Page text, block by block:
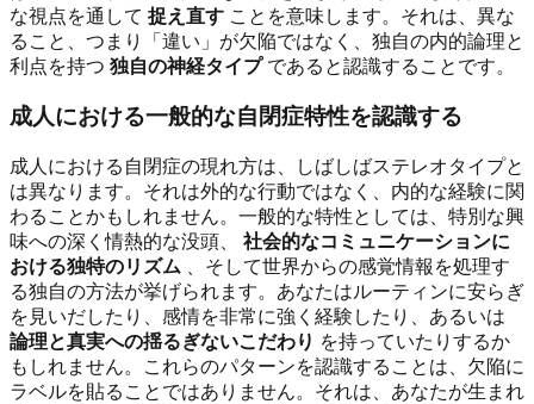
な視点を通して 捉え直す ことを意味します。それは、異な
ること、つまり「違い」が欠陥ではなく、独自の内的論理と
利点を持つ 独自の神経タイプであると認識することです。
成人における一般的な自閉症特性を認識する
成人における自閉症の現れ方は、しばしばステレオタイプと
は異なります。それは外的な行動ではなく、内的な経験に関
わることかもしれません。一般的な特性としては、特別な興
味への深く情熱的な没頭、 社会的なコミュニケーションに
おける独特のリズム 、そして世界からの感覚情報を処理す
る独自の方法が挙げられます。あなたはルーティンに安らぎ
を見いだしたり、感情を非常に強く経験したり、あるいは
論理と真実への揺るぎないこだわり を持っていたりするか
もしれません。これらのパターンを認識することは、欠陥に
ラベルを貼ることではありません。それは、あなたが生まれ